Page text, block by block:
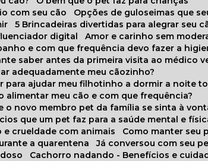
com seu cão
Opções de guloseimas que
5 Brincadeiras divertidas para alegrar seu
digital
Amor e carinho sem
e com que frequência devo fazer a
saber antes da primeira visita ao médico
adequadamente meu cãozinho?
para ajudar meu filhotinho a dormir a noite
alimentar meu cão e com que frequência?
o novo membro pet da família se sinta à
que um pet faz para a saúde mental e
e crueldade com animais
Como manter
a quarentena
Já conversou com seu
Cachorro nadando - Benefícios e